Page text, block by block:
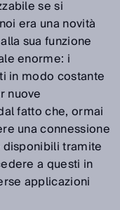
se si
era una novità
sua funzione
enorme: i
in modo costante
nuove
fatto che, ormai
una connessione
tramite
a questi in
applicazioni